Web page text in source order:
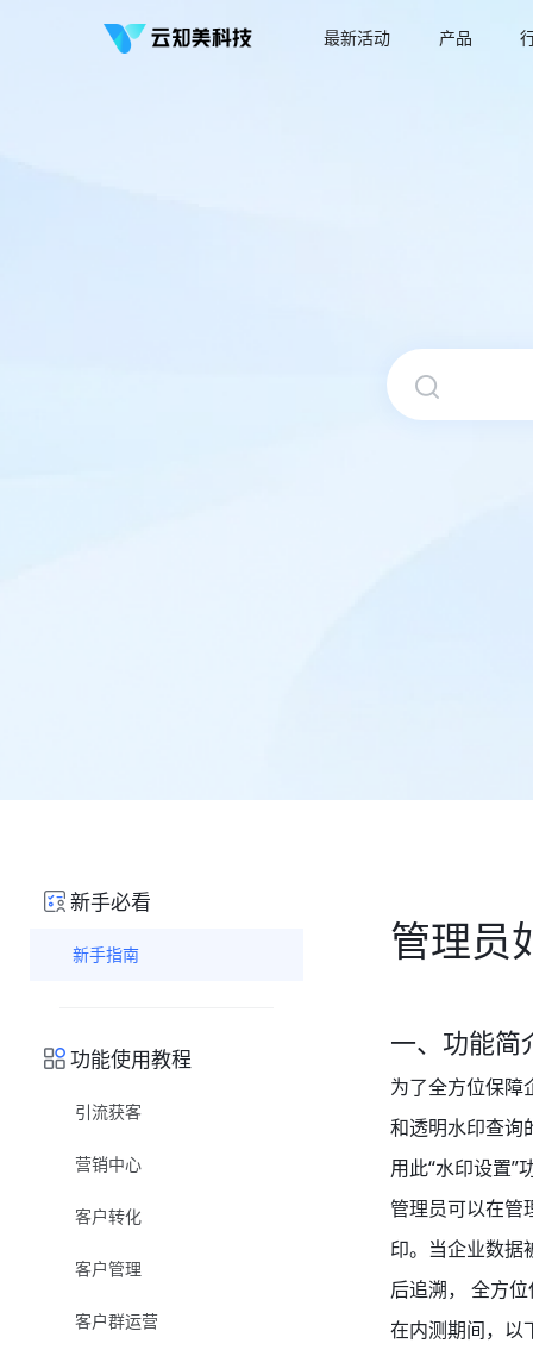
最新活动 产品
新手必看
新手指南
功能使用教程
引流获客
营销中心
客户转化
客户管理
客户群运营
管理员
一、功能简
为了全方位保障
和透明水印查询
用此“水印设置”
管理员可以在管
印。当企业数据
后追溯， 全方
在内测期间，以